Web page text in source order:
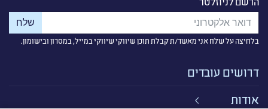
בלחיצה על שלח אני מאשר/ת קבלת תוכן שיווקי שיווקי במייל, במסרון ובישומון.
דרושים עובדים
אודות